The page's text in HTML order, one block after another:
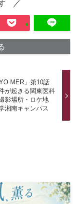
MER」第10話
が起きる関東医科
影場所・ロケ地
湘南キャンパス